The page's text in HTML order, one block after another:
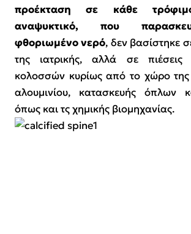
προέκταση σε κάθε
αναψυκτικό, που
φθοριωμένο νερό, δεν βασίστηκε
της ιατρικής, αλλά σε πιέσεις
κολοσσών κυρίως από το χώρο της
αλουμινίου, κατασκευής όπλων
όπως και τς χημικής βιομηχανίας.